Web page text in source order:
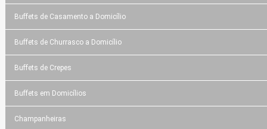
Buffets de Casamento a Domicílio
Buffets de Churrasco a Domicílio
Buffets de Crepes
Buffets em Domicílios
Champanheiras